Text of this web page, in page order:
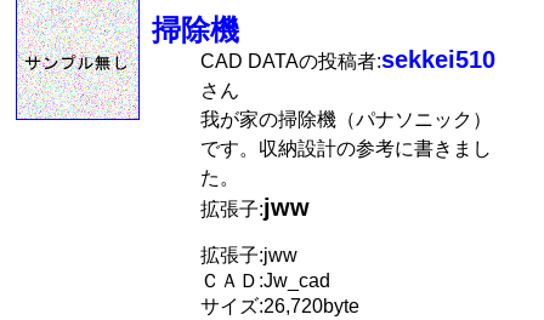
掃除機
CAD DATAの投稿者:sekkei510
さん
我が家の掃除機（パナソニック）
です。収納設計の参考に書きまし
た。
拡張子:jww
拡張子:jww
ＣＡＤ:Jw_cad
サイズ:26,720byte